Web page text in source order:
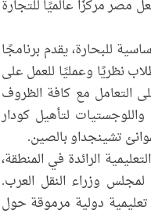
مصر مركزًا عالميًا للتجارة
للبحارة، يقدم برنامجًا
نظريًا وعمليًا للعمل على
التعامل مع كافة الظروف
واللوجستيات لتأهيل كودار
تشينجداو بالصين.
الرائدة في المنطقة،
وزراء النقل العرب.
بروتوكولات تعاون مع أكثر من 30 مؤسسة تعليمية دولية مرموقة حول